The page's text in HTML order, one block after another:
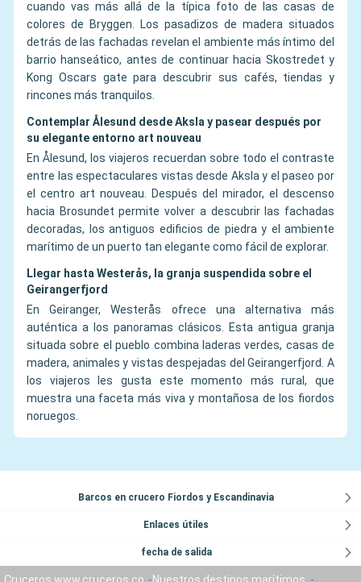
cuando vas más allá de la típica foto de las casas de
colores de Bryggen. Los pasadizos de madera situados
detrás de las fachadas revelan el ambiente más íntimo del
barrio hanseático, antes de continuar hacia Skostredet y
Kong Oscars gate para descubrir sus cafés, tiendas y
rincones más tranquilos.
Contemplar Ålesund desde Aksla y pasear después por
su elegante entorno art nouveau
En Ålesund, los viajeros recuerdan sobre todo el contraste
entre las espectaculares vistas desde Aksla y el paseo por
el centro art nouveau. Después del mirador, el descenso
hacia Brosundet permite volver a descubrir las fachadas
decoradas, los antiguos edificios de piedra y el ambiente
marítimo de un puerto tan elegante como fácil de explorar.
Llegar hasta Westerås, la granja suspendida sobre el
Geirangerfjord
En Geiranger, Westerås ofrece una alternativa más
auténtica a los panoramas clásicos. Esta antigua granja
situada sobre el pueblo combina laderas verdes, casas de
madera, animales y vistas despejadas del Geirangerfjord. A
los viajeros les gusta este momento más rural, que
muestra una faceta más viva y montañosa de los fiordos
noruegos.
Barcos en crucero Fiordos y Escandinavia
Enlaces útiles
fecha de salida
Cruceros www.cruceros.co
Nuestros destinos marítimos